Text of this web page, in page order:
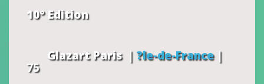
10° Edition
Glazart Paris|?le-de-France|
75